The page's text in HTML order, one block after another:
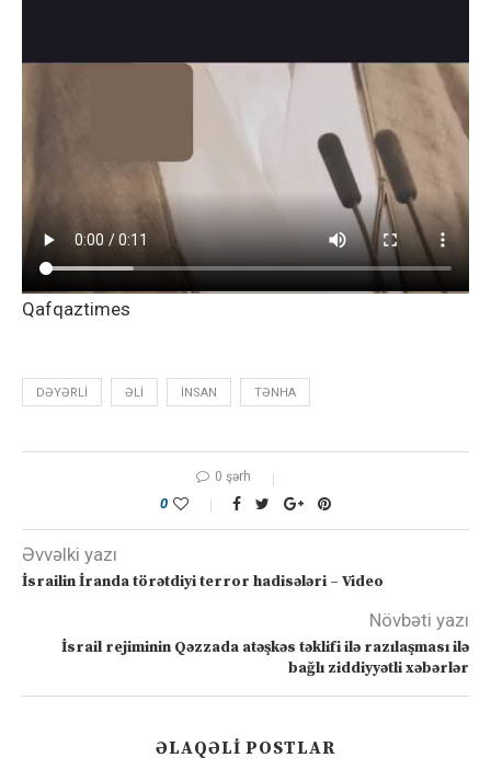
Qafqaztimes
DƏYƏRLI ƏLI İNSAN TƏNHA
0 şərh
0
Əvvəlki yazı
İsrailin İranda törətdiyi terror hadisələri – Video
Növbəti yazı
İsrail rejiminin Qəzzada atəşkəs təklifi ilə razılaşması ilə
bağlı ziddiyyətli xəbərlər
ƏLAQƏLI POSTLAR